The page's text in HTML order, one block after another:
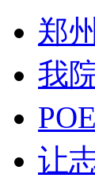
郑
我
让